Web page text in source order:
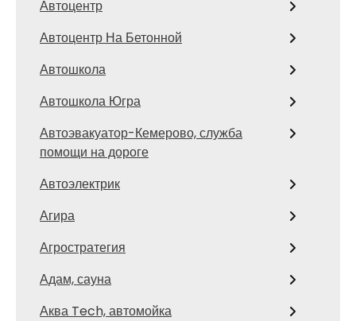
Автоцентр
Автоцентр На Бетонной
Автошкола
Автошкола Югра
Автоэвакуатор-Кемерово, служба
помощи на дороге
Автоэлектрик
Агира
Агростратегия
Адам, сауна
Аква Tech, автомойка